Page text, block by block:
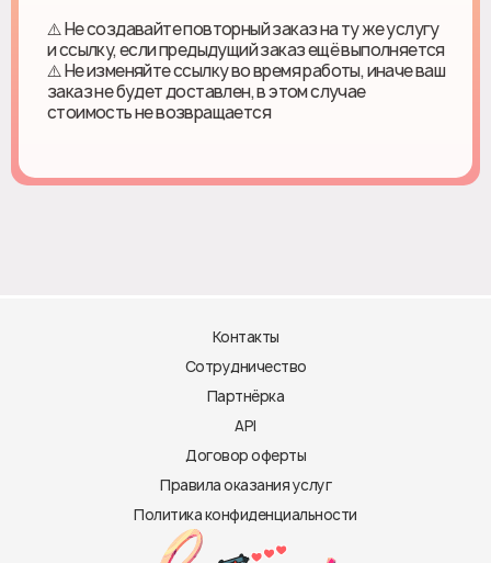
⚠️ Не создавайте повторный заказ на ту же услугу
и ссылку, если предыдущий заказ ещё выполняется
⚠️ Не изменяйте ссылку во время работы, иначе ваш
заказ не будет доставлен, в этом случае
стоимость не возвращается
Контакты
Сотрудничество
Партнёрка
API
Договор оферты
Правила оказания услуг
Политика конфиденциальности